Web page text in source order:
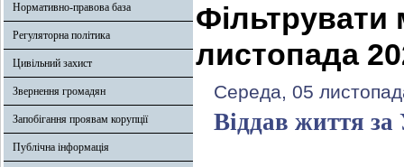
Нормативно-правова база
Регуляторна політика
Цивільний захист
Звернення громадян
Запобігання проявам корупції
Публічна інформація
Фільтрувати
листопада
Середа, 05
Віддав життя